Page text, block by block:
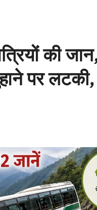
की
पर